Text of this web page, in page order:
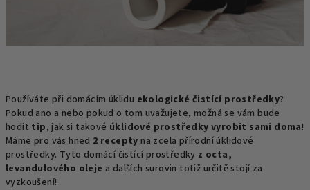
Používáte při domácím úklidu ekologické čistící prostředky?
Pokud ano a nebo pokud o tom uvažujete, možná se vám bude
hodit tip, jak si takové úklidové prostředky vyrobit sami doma!
Máme pro vás hned 2 recepty na zcela přírodní úklidové
prostředky. Tyto domácí čistící prostředky z octa,
levandulového oleje a dalších surovin totiž určitě stojí za
vyzkoušení!